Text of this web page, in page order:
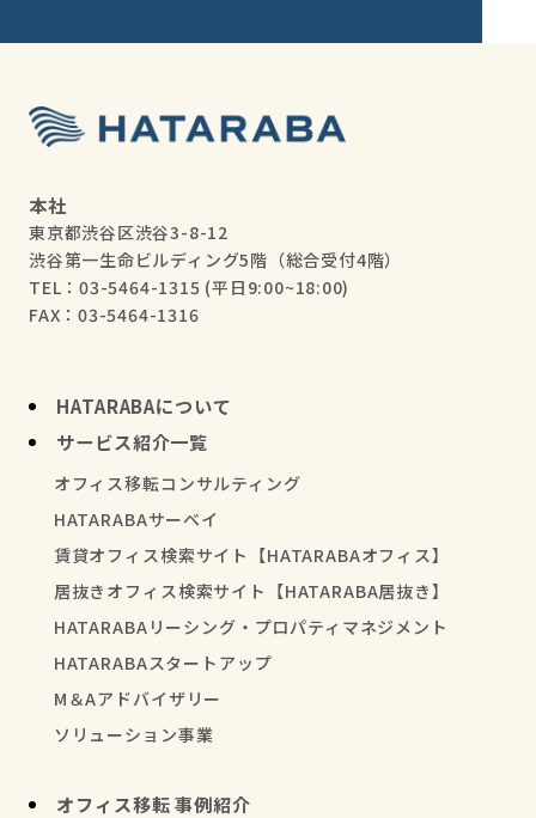
本社
東京都渋谷区渋谷3-8-12
渋谷第一生命ビルディング5階（総合受付4階）
TEL：03-5464-1315 (平日9:00~18:00)
FAX：03-5464-1316
HATARABAについて
サービス紹介一覧
オフィス移転コンサルティング
HATARABAサーベイ
賃貸オフィス検索サイト【HATARABAオフィス】
居抜きオフィス検索サイト【HATARABA居抜き】
HATARABAリーシング・プロパティマネジメント
HATARABAスタートアップ
M＆Aアドバイザリー
ソリューション事業
オフィス移転 事例紹介